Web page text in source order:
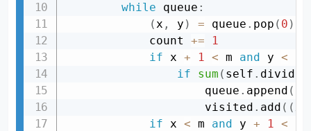
while queue :
(x , y ) = queue . pop ( 0 )
            count
+=
1
if x + 1 < m and y <
if
sum ( self .
                    queue
. append (
                    visited
. add ( (x
if x < m and y + 1 <